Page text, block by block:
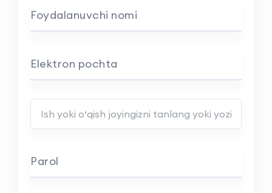
Foydalanuvchi nomi
Elektron pochta
Ish yoki o‘qish joyingiz nomini kiriting
Parol